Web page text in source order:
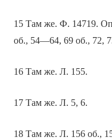
15 Там же. Ф. 14719.
об., 54—64, 69 об., 72,
16 Там же. Л. 155.
17 Там же. Л. 5, 6.
18 Там же. Л. 156 об.,